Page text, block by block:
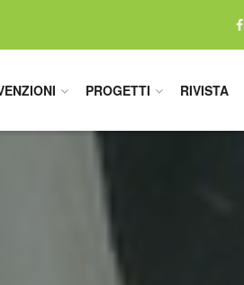
PROGETTI RIVISTA